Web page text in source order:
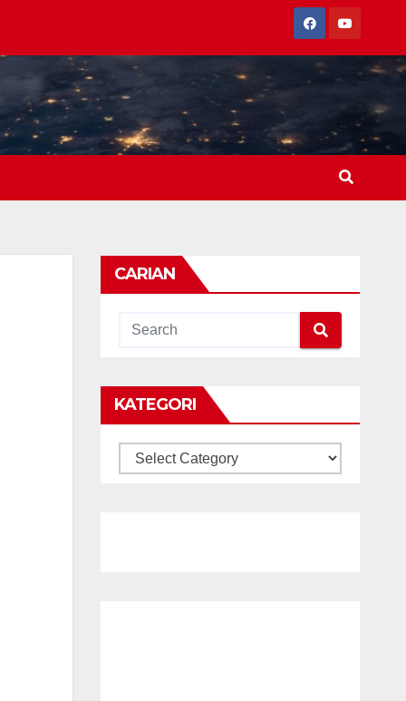
CARIAN
KATEGORI
KATEGORI